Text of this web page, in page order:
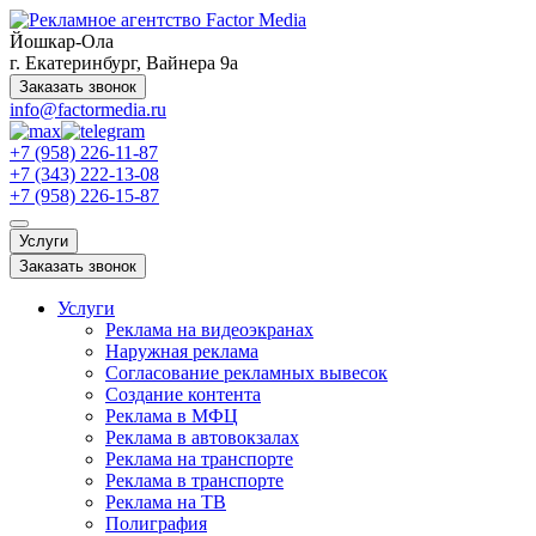
Йошкар-Ола
г. Екатеринбург, Вайнера 9а
Заказать звонок
info@factormedia.ru
+7 (958) 226-11-87
+7 (343) 222-13-08
+7 (958) 226-15-87
Услуги
Заказать звонок
Услуги
Реклама на видеоэкранах
Наружная реклама
Согласование рекламных вывесок
Создание контента
Реклама в МФЦ
Реклама в автовокзалах
Реклама на транспорте
Реклама в транспорте
Реклама на ТВ
Полиграфия